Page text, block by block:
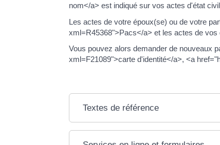
nom</a> est indiqué sur vos actes d'état
Les actes de votre époux(se) ou de votre
xml=R45368">Pacs</a> et les actes de
Vous pouvez alors demander de nouveaux
xml=F21089">carte d'identité</a>, <a
Textes de référence